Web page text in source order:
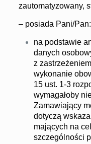
zautomatyzowany,
– posiada Pani/Pan:
na podstawie
danych
z
wykonanie
15 ust. 1-3
wymagałoby
Zamawiający
dotyczą
mających na
szczególności